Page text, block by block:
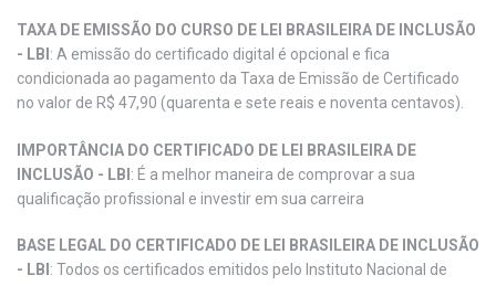
TAXA DE EMISSÃO DO CURSO DE LEI BRASILEIRA DE INCLUSÃO
- LBI : A emissão do certificado digital é opcional e fica
condicionada ao pagamento da Taxa de Emissão de Certificado
no valor de R$ 47,90 (quarenta e sete reais e noventa centavos).
IMPORTÂNCIA DO CERTIFICADO DE LEI BRASILEIRA DE
INCLUSÃO - LBI: É a melhor maneira de comprovar a sua
qualificação profissional e investir em sua carreira
BASE LEGAL DO CERTIFICADO DE LEI BRASILEIRA DE INCLUSÃO
- LBI : Todos os certificados emitidos pelo Instituto Nacional de